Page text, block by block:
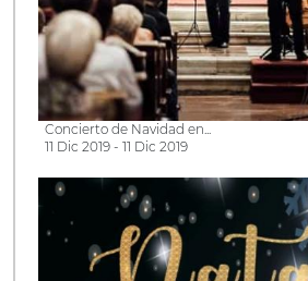
Concierto de Navidad en...
11 Dic 2019 - 11 Dic 2019